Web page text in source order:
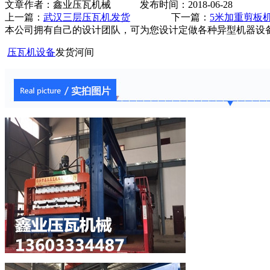
文章作者：鑫业压瓦机械 发布时间：2018-06-28
上一篇： 武汉三层压瓦机发货 下一篇： 5米加重剪板
本公司拥有自己的设计团队，可为您设计定做各种异型机器设
压瓦机设备发货河间